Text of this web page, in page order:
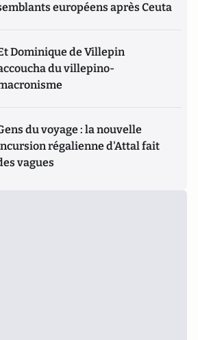
européens après Ceuta
Dominique de Villepin
du villepino-
du voyage : la nouvelle
régalienne d'Attal fait
vagues